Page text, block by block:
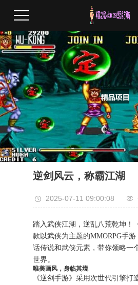
逆剑风云，称霸江湖
2025-07-11 09:00:08
踏入武侠江湖，逆乱八荒乾坤！
款以武侠为主题的MMORPG手
话传说和武侠元素，带你领略一
世界。
唯美画风，身临其境
《逆剑手游》采用次世代引擎打